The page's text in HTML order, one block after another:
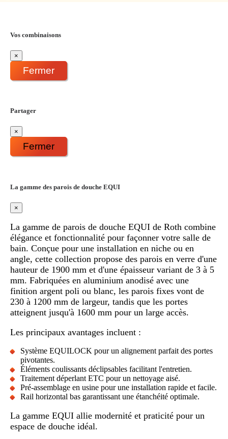
Vos combinaisons
×
Fermer
Partager
×
Fermer
La gamme des parois de douche EQUI
×
La gamme de parois de douche EQUI de Roth combine
élégance et fonctionnalité pour façonner votre salle de
bain. Conçue pour une installation en niche ou en
angle, cette collection propose des parois en verre d'une
hauteur de 1900 mm et d'une épaisseur variant de 3 à 5
mm. Fabriquées en aluminium anodisé avec une
finition argent poli ou blanc, les parois fixes vont de
230 à 1200 mm de largeur, tandis que les portes
atteignent jusqu'à 1600 mm pour un large accès.
Les principaux avantages incluent :
Système EQUILOCK pour un alignement parfait des portes
pivotantes.
Éléments coulissants déclipsables facilitant l'entretien.
Traitement déperlant ETC pour un nettoyage aisé.
Pré-assemblage en usine pour une installation rapide et facile.
Rail horizontal bas garantissant une étanchéité optimale.
La gamme EQUI allie modernité et praticité pour un
espace de douche idéal.